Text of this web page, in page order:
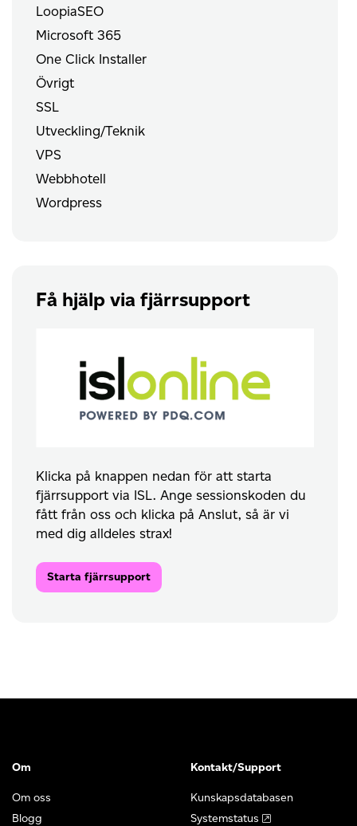
LoopiaSEO
Microsoft 365
One Click Installer
Övrigt
SSL
Utveckling/Teknik
VPS
Webbhotell
Wordpress
Få hjälp via fjärrsupport
Klicka på knappen nedan för att starta
fjärrsupport via ISL. Ange sessionskoden du
fått från oss och klicka på Anslut, så är vi
med dig alldeles strax!
Starta fjärrsupport
Om
Om oss
Blogg
Kontakt/Support
Kunskapsdatabasen
Systemstatus